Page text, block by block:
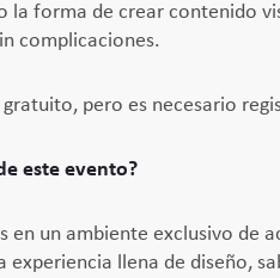
la forma de crear contenido
complicaciones.
pero es necesario
este evento?
en un ambiente exclusivo de
experiencia llena de diseño,